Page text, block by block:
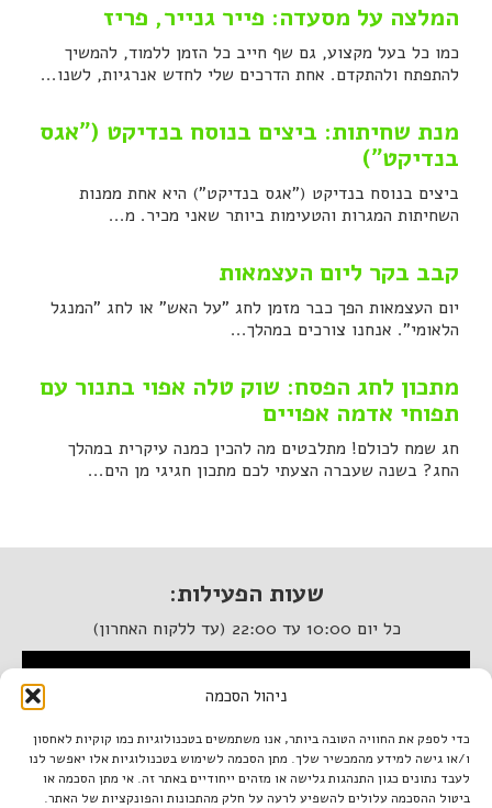
ניהול הסכמה
כדי לספק את החוויה הטובה ביותר, אנו משתמשים בטכנולוגיות כמו קוקיות לאחסון
ו/או גישה למידע מהמכשיר שלך. מתן הסכמה לשימוש בטכנולוגיות אלו יאפשר לנו
לעבד נתונים כגון התנהגות גלישה או מזהים ייחודיים באתר זה. אי מתן הסכמה או
ביטול ההסכמה עלולים להשפיע לרעה על חלק מהתכונות והפונקציות של האתר.
המלצה על מסעדה: פייר גנייר, פריז
כמו כל בעל מקצוע, גם שף חייב כל הזמן ללמוד, להמשיך
להתפתח ולהתקדם. אחת הדרכים שלי לחדש אנרגיות, לשנו...
מנת שחיתות: ביצים בנוסח בנדיקט ("אגס
בנדיקט")
ביצים בנוסח בנדיקט ("אגס בנדיקט") היא אחת ממנות
השחיתות המגרות והטעימות ביותר שאני מכיר. מ...
קבב בקר ליום העצמאות
יום העצמאות הפך כבר מזמן לחג "על האש" או לחג "המנגל
הלאומי". אנחנו צורכים במהלך...
מתכון לחג הפסח: שוק טלה אפוי בתנור עם
תפוחי אדמה אפויים
חג שמח לכולם! מתלבטים מה להכין כמנה עיקרית במהלך
החג? בשנה שעברה הצעתי לכם מתכון חגיגי מן הים...
שעות הפעילות:
כל יום 10:00 עד 22:00 (עד ללקוח האחרון)
המסעדה נגישה לנכים
איטלקיה בתחנה
מתחם התחנה, תל אביב.
טל. 03-933-1922